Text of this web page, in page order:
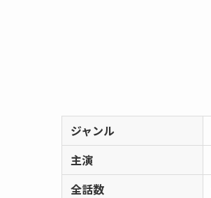
ジャンル
主演
全話数